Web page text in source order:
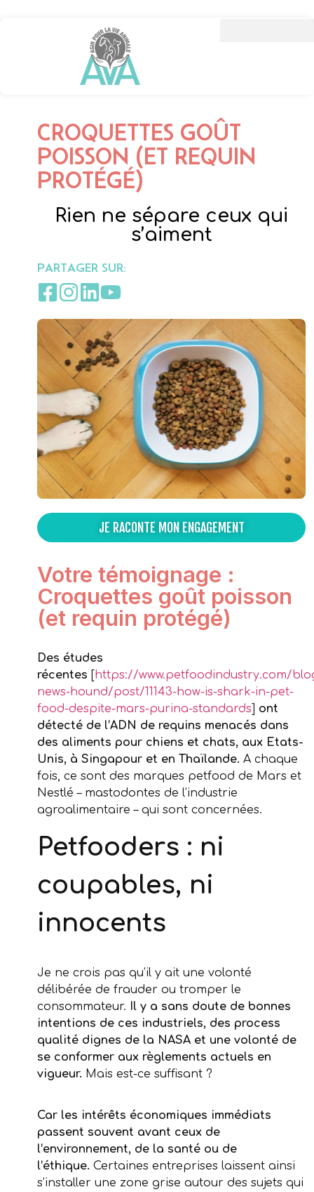
CROQUETTES GOÛT
POISSON (ET REQUIN
PROTÉGÉ)
Rien ne sépare ceux qui
s’aiment
PARTAGER SUR:
JE RACONTE MON ENGAGEMENT
Votre témoignage :
Croquettes goût poisson
(et requin protégé)
Des études
récentes [https://www.petfoodindustry.com/
news-hound/post/11143-how-is-shark-in-pet-
food-despite-mars-purina-standards] ont
détecté de l’ADN de requins menacés dans
des aliments pour chiens et chats, aux Etats-
Unis, à Singapour et en Thaïlande. A chaque
fois, ce sont des marques petfood de Mars et
Nestlé – mastodontes de l’industrie
agroalimentaire – qui sont concernées.
Petfooders : ni
coupables, ni
innocents
Je ne crois pas qu’il y ait une volonté
délibérée de frauder ou tromper le
consommateur.
Il y a sans doute de bonnes
intentions de ces industriels, des process
qualité dignes de la NASA et une volonté de
se conformer aux règlements actuels en
vigueur. Mais est-ce suffisant ?
Car les intérêts économiques immédiats
passent souvent avant ceux de
l’environnement, de la santé ou de
l’éthique. Certaines entreprises laissent ainsi
s’installer une zone grise autour des sujets qui